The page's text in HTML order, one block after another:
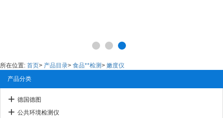
所在位置: 首页> 产品目录> 食品**检测> 嫩度仪
产品分类
德国德图
公共环境检测仪